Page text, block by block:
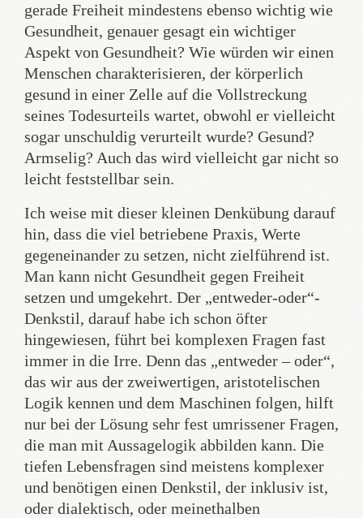
gerade Freiheit mindestens ebenso wichtig wie
Gesundheit, genauer gesagt ein wichtiger
Aspekt von Gesundheit? Wie würden wir einen
Menschen charakterisieren, der körperlich
gesund in einer Zelle auf die Vollstreckung
seines Todesurteils wartet, obwohl er vielleicht
sogar unschuldig verurteilt wurde? Gesund?
Armselig? Auch das wird vielleicht gar nicht so
leicht feststellbar sein.
Ich weise mit dieser kleinen Denkübung darauf
hin, dass die viel betriebene Praxis, Werte
gegeneinander zu setzen, nicht zielführend ist.
Man kann nicht Gesundheit gegen Freiheit
setzen und umgekehrt. Der „entweder-oder“-
Denkstil, darauf habe ich schon öfter
hingewiesen, führt bei komplexen Fragen fast
immer in die Irre. Denn das „entweder – oder“,
das wir aus der zweiwertigen, aristotelischen
Logik kennen und dem Maschinen folgen, hilft
nur bei der Lösung sehr fest umrissener Fragen,
die man mit Aussagelogik abbilden kann. Die
tiefen Lebensfragen sind meistens komplexer
und benötigen einen Denkstil, der inklusiv ist,
oder dialektisch, oder meinethalben